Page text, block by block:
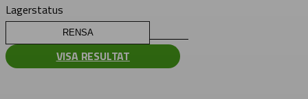
Lagerstatus
RENSA
VISA RESULTAT